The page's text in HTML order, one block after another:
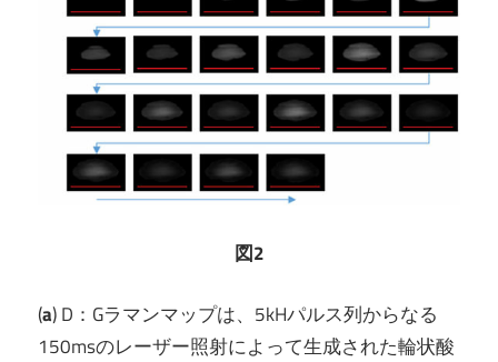
図2
(a) D：Gラマンマップは、5kHパルス列からなる
150msのレーザー照射によって生成された輪状酸